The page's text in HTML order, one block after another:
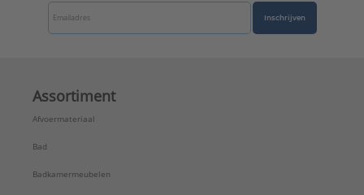
Inschrijven
Assortiment
Afvoermateriaal
Bad
Badkamermeubelen